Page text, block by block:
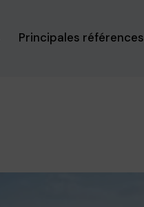
Principales références